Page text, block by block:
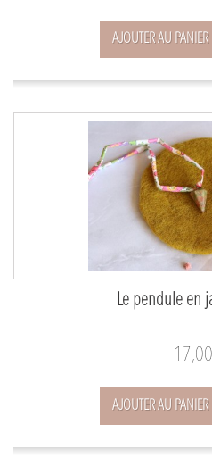
AJOUTER AU PANIER
Le pendule en
AJOUTER AU PANIER